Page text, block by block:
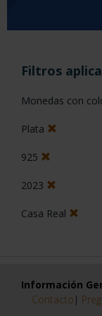
Filtros
Monedas con
Plata
925
2023
Casa Real
Información
Contacto |